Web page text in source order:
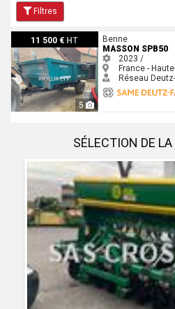
Filtres
11 500 € HT
5
Masson SPB50
Benne
MASSON SPB50
2023 /
France -
Réseau
SÉLECTION DE